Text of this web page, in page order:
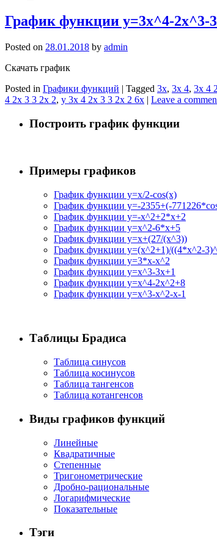
График функции y=3x^4-2x^3-
Posted on 28.01.2018 by admin
Скачать график
Posted in Графики функций | Tagged 3x, 3x 4, 3x 4
4 2x 3 3 2x 2, y 3x 4 2x 3 3 2x 2 6x | Leave a
Построить график функции
Примеры графиков
График функции y=x/2-cos(x)
График функции y=-2355+(-
График функции y=-x^2+2*x+2
График функции y=x^2-6*x+5
График функции y=x+(27/(x^3))
График функции y=(x^2+1)/((4*x^2-
График функции y=3*x-x^2
График функции y=x^3-3x+1
График функции y=x^4-2x^2+8
График функции y=x^3-x^2-x-1
Таблицы Брадиса
Таблица синусов
Таблица косинусов
Таблица тангенсов
Таблица котангенсов
Виды графиков функций
Линейные
Квадратичные
Степенные
Тригонометрические
Дробно-рациональные
Логарифмические
Показательные
Тэги